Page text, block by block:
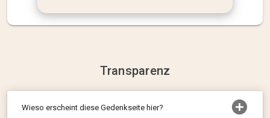
Transparenz
Wieso erscheint diese Gedenkseite hier?